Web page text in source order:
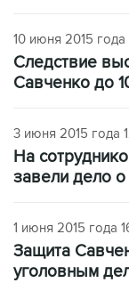
10 июня 2015 года
Следствие
Савченко до
3 июня 2015 года
На
завели дело
1 июня 2015 года
Защита
уголовным